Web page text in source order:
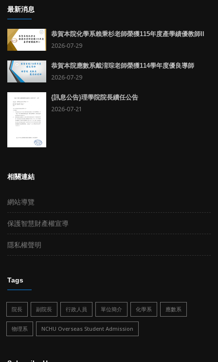
最新消息
恭賀本院化學系賴秉杉老師榮獲115年度產學績優教師II
2026-07-29
恭賀本院應數系戴淯琮老師榮獲114學年度優良導師
2026-07-29
{訊息公告}理學院院長續任公告
2026-07-21
相關連結
網站導覽
保護智慧財產權宣導
隱私權聲明
Tags
院長 副院長 行政人員 單位簡介 化學系 應數系
物理系 NCHU Overseas Student Admission